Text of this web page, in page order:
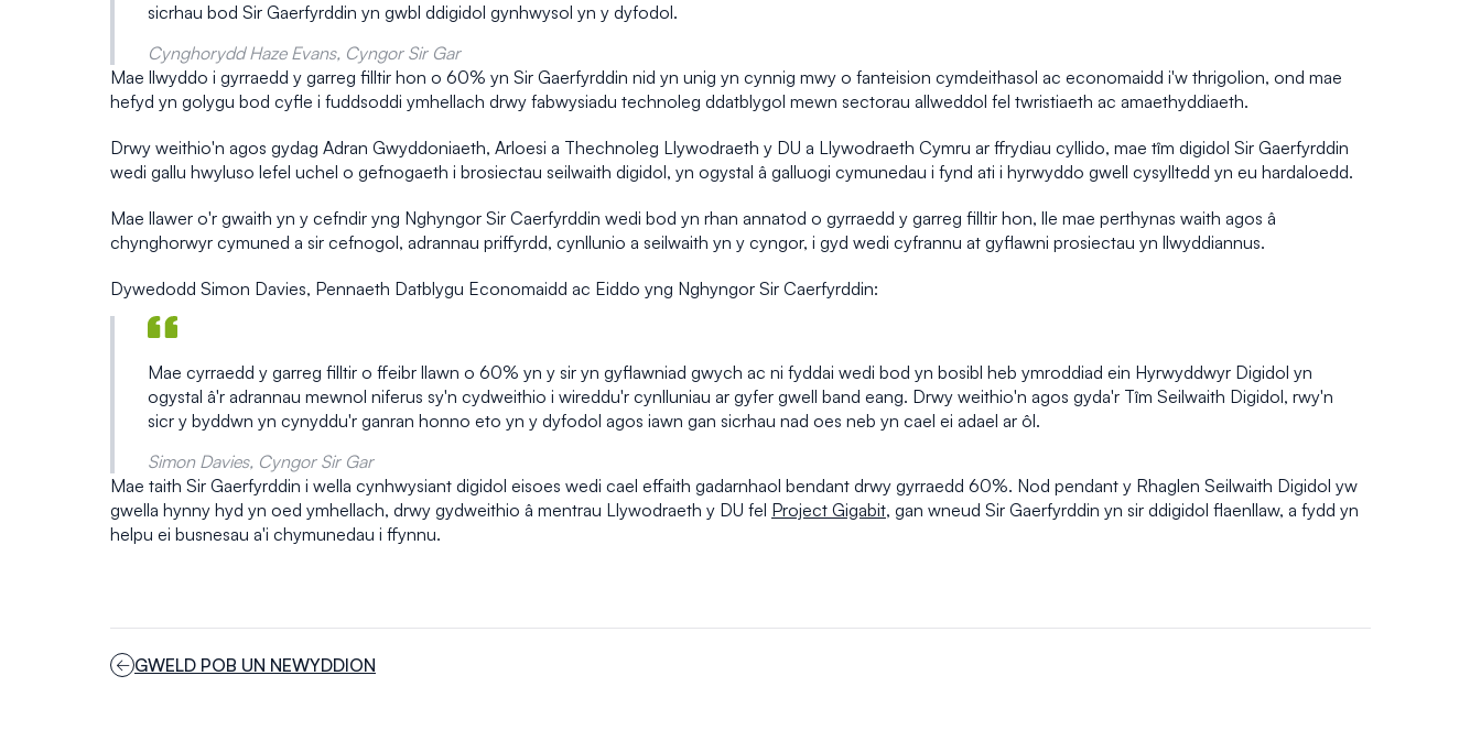
sicrhau bod Sir Gaerfyrddin yn gwbl ddigidol gynhwysol yn y dyfodol.
Cynghorydd Haze Evans, Cyngor Sir Gar
Mae llwyddo i gyrraedd y garreg filltir hon o 60% yn Sir Gaerfyrddin nid yn unig yn cynnig mwy o fanteision cymdeithasol ac economaidd i'w thrigolion, ond mae
hefyd yn golygu bod cyfle i fuddsoddi ymhellach drwy fabwysiadu technoleg ddatblygol mewn sectorau allweddol fel twristiaeth ac amaethyddiaeth.
Drwy weithio'n agos gydag Adran Gwyddoniaeth, Arloesi a Thechnoleg Llywodraeth y DU a Llywodraeth Cymru ar ffrydiau cyllido, mae tîm digidol Sir Gaerfyrddin
wedi gallu hwyluso lefel uchel o gefnogaeth i brosiectau seilwaith digidol, yn ogystal â galluogi cymunedau i fynd ati i hyrwyddo gwell cysylltedd yn eu hardaloedd.
Mae llawer o'r gwaith yn y cefndir yng Nghyngor Sir Caerfyrddin wedi bod yn rhan annatod o gyrraedd y garreg filltir hon, lle mae perthynas waith agos â
chynghorwyr cymuned a sir cefnogol, adrannau priffyrdd, cynllunio a seilwaith yn y cyngor, i gyd wedi cyfrannu at gyflawni prosiectau yn llwyddiannus.
Dywedodd Simon Davies, Pennaeth Datblygu Economaidd ac Eiddo yng Nghyngor Sir Caerfyrddin:
Mae cyrraedd y garreg filltir o ffeibr llawn o 60% yn y sir yn gyflawniad gwych ac ni fyddai wedi bod yn bosibl heb ymroddiad ein Hyrwyddwyr Digidol yn
ogystal â'r adrannau mewnol niferus sy'n cydweithio i wireddu'r cynlluniau ar gyfer gwell band eang. Drwy weithio'n agos gyda'r Tîm Seilwaith Digidol, rwy'n
sicr y byddwn yn cynyddu'r ganran honno eto yn y dyfodol agos iawn gan sicrhau nad oes neb yn cael ei adael ar ôl.
Simon Davies, Cyngor Sir Gar
Mae taith Sir Gaerfyrddin i wella cynhwysiant digidol eisoes wedi cael effaith gadarnhaol bendant drwy gyrraedd 60%. Nod pendant y Rhaglen Seilwaith Digidol yw
gwella hynny hyd yn oed ymhellach, drwy gydweithio â mentrau Llywodraeth y DU fel Project Gigabit, gan wneud Sir Gaerfyrddin yn sir ddigidol flaenllaw, a fydd yn
helpu ei busnesau a'i chymunedau i ffynnu.
GWELD POB UN NEWYDDION